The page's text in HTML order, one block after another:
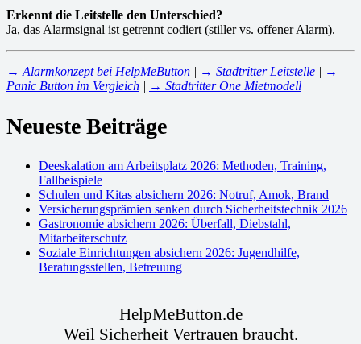
Erkennt die Leitstelle den Unterschied?
Ja, das Alarmsignal ist getrennt codiert (stiller vs. offener Alarm).
→ Alarmkonzept bei HelpMeButton → Stadtritter Leitstelle
→
Panic Button im Vergleich
→ Stadtritter One Mietmodell
Neueste Beiträge
Deeskalation am Arbeitsplatz 2026: Methoden, Training,
Fallbeispiele
Schulen und Kitas absichern 2026: Notruf, Amok, Brand
Versicherungsprämien senken durch Sicherheitstechnik 2026
Gastronomie absichern 2026: Überfall, Diebstahl,
Mitarbeiterschutz
Soziale Einrichtungen absichern 2026: Jugendhilfe,
Beratungsstellen, Betreuung
HelpMeButton.de
Weil Sicherheit Vertrauen braucht.